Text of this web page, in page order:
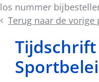
los nummer
Terug naar de vorige